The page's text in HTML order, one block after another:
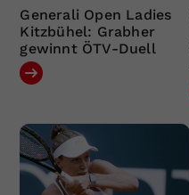
Generali Open Ladies
Kitzbühel: Grabher
gewinnt ÖTV-Duell